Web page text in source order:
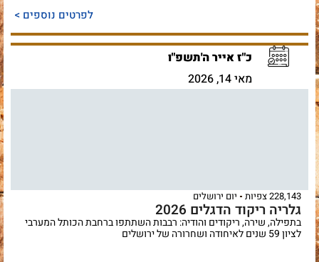
לפרטים נוספים >
כ"ז אייר ה'תשפ"ו
מאי 14, 2026
228,143 צפיות יום ירושלים
גלריה ריקוד הדגלים 2026
בתפילה, שירה, ריקודים והודיה: רבבות השתתפו ברחבת הכותל המערבי
לציון 59 שנים לאיחודה ושחרורה של ירושלים